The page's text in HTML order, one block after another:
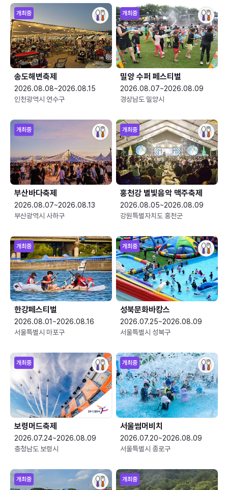
개최중
송도해변축제
2026.08.08~2026.08.15
인천광역시 연수구
개최중
밀양 수퍼 페스티벌
2026.08.07~2026.08.09
경상남도 밀양시
개최중
부산바다축제
2026.08.07~2026.08.13
부산광역시 사하구
개최중
홍천강 별빛음악 맥주축제
2026.08.05~2026.08.09
강원특별자치도 홍천군
개최중
한강페스티벌
2026.08.01~2026.08.16
서울특별시 마포구
개최중
성북문화바캉스
2026.07.25~2026.08.09
서울특별시 성북구
개최중
보령머드축제
2026.07.24~2026.08.09
충청남도 보령시
개최중
서울썸머비치
2026.07.20~2026.08.09
서울특별시 종로구
개최중 개최중